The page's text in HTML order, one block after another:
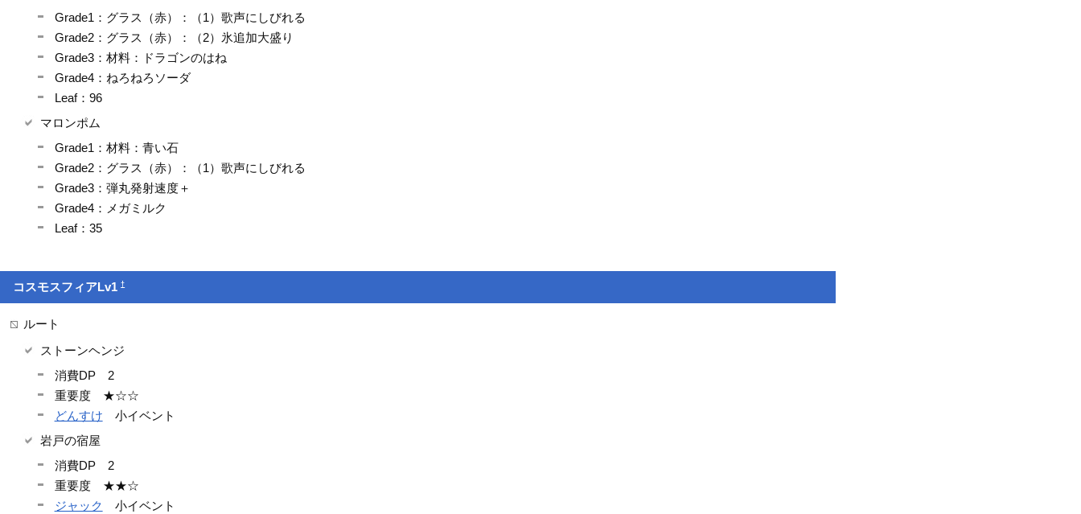
Grade1：グラス（赤）：（1）歌声にしびれる
Grade2：グラス（赤）：（2）氷追加大盛り
Grade3：材料：ドラゴンのはね
Grade4：ねろねろソーダ
Leaf：96
マロンポム
Grade1：材料：青い石
Grade2：グラス（赤）：（1）歌声にしびれる
Grade3：弾丸発射速度＋
Grade4：メガミルク
Leaf：35
コスモスフィアLv1†
ルート
ストーンヘンジ
消費DP 2
重要度 ★☆☆
どんすけ 小イベント
岩戸の宿屋
消費DP 2
重要度 ★★☆
ジャック 小イベント